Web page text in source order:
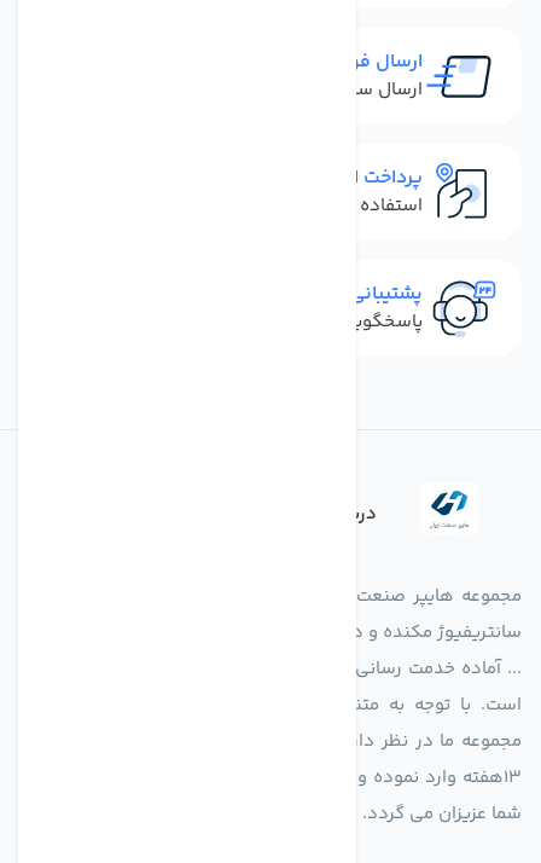
ارسال فوری
ارسال سفارش در کمترین زمان ممکن
پرداخت امن
استفاده از روش‌های پرداخت امن
پشتیبانی سریع
پاسخگویی سریع به تماس‌ها و پیام‌ها
درباره فروشگاه
مجموعه هایپر صنعت ایران در امر تولید و واردات انواع فن های
سانتریفیوژ مکنده و دمنده آکسیال، سقفی، بین کانالی، مرغداری و
... آماده خدمت رسانی به شرکت های تولیدی، صنعتی و ساختمانی
است. با توجه به متنوع بودن فن های تولیدی کمپانی اروپایی
مجموعه ما در نظر دارد کالاهای تخصصی شما عزیزان رو در صرف
13هفته وارد نموده و این عمر باعث صرفه جویی در هزینه و زمان
شما عزیزان می گردد.